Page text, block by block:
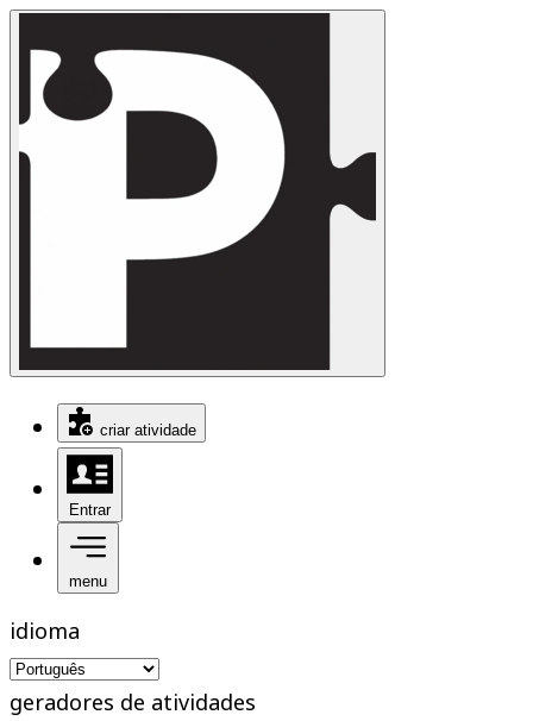
criar atividade
Entrar
menu
idioma
geradores de atividades